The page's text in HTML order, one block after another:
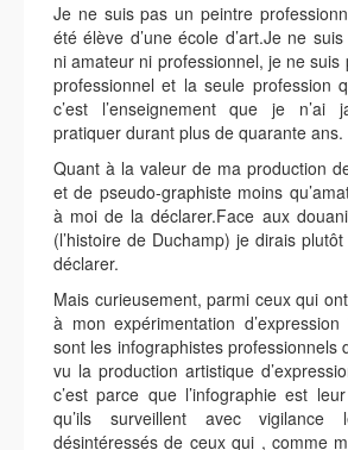
Je ne suis pas un peintre
été élève d’une école d’art.Je ne
ni amateur ni professionnel, je ne suis
professionnel et la seule profession
c’est l’enseignement que je n’ai
pratiquer durant plus de quarante ans.
Quant à la valeur de ma production
et de pseudo-graphiste moins
à moi de la déclarer.Face aux
(l’histoire de Duchamp) je dirais
déclarer.
Mais curieusement, parmi ceux qui
à mon expérimentation
sont les infographistes professionnels
vu la production artistique
c’est parce que l’infographie est
qu’ils surveillent avec vigilance
désintéressés de ceux qui , comme